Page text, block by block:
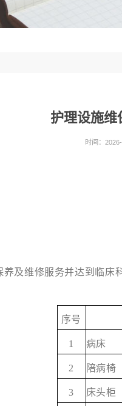
护理设施维
时间：
及维修服务并达到临床
序号
1 病床
2 陪病椅
3 床头柜